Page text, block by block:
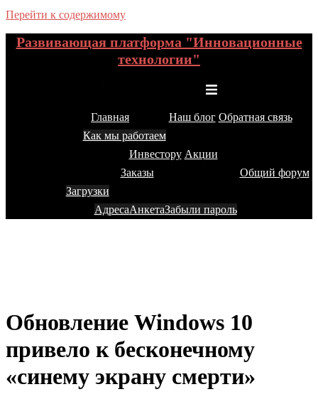
Перейти к содержимому
Развивающая платформа "Инновационные
технологии"
Главная
Как мы работаем
Наш блог Обратная связь
Инвестору Акции
Заказы
Загрузки
АдресаАнкетаЗабыли пароль
Общий форум
Обновление Windows 10
привело к бесконечному
«синему экрану смерти»